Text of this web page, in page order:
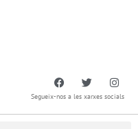
Segueix-nos a les xarxes socials